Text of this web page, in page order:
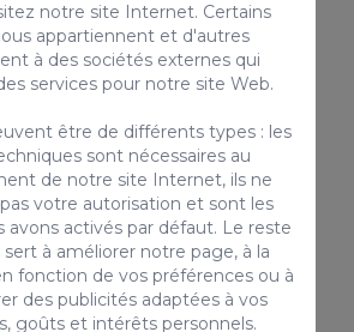
> VOIR TOUT
notre site Internet. Certains
appartiennent et d'autres
à des sociétés externes qui
services pour notre site Web.
être de différents types : les
sont nécessaires au
de notre site Internet, ils ne
votre autorisation et sont les
avons activés par défaut. Le reste
sert à améliorer notre page, à la
fonction de vos préférences ou à
des publicités adaptées à vos
goûts et intérêts personnels.